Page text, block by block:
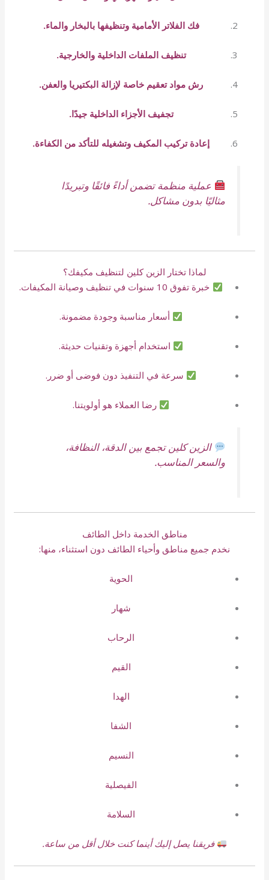
فك الفلاتر الأمامية وتنظيفها بالبخار والماء.
تنظيف الملفات الداخلية والخارجية.
رش مواد تعقيم خاصة لإزالة البكتيريا والعفن.
تجفيف الأجزاء الداخلية جيدًا.
إعادة تركيب المكيف وتشغيله للتأكد من الكفاءة.
عملية منظمة تضمن أداءً فائقًا وتبريدًا
مثاليًا بدون مشاكل.
لماذا تختار الزين كلين لتنظيف مكيفك؟
خبرة تفوق 10 سنوات في تنظيف وصيانة المكيفات.
أسعار مناسبة وجودة مضمونة.
استخدام أجهزة وتقنيات حديثة.
سرعة في التنفيذ دون فوضى أو ضرر.
رضا العملاء هو أولويتنا.
الزين كلين تجمع بين الدقة، النظافة،
والسعر المناسب.
مناطق الخدمة داخل الطائف
نخدم جميع مناطق وأحياء الطائف دون استثناء، منها:
الحوية
شهار
الرحاب
القيم
الهدا
الشفا
النسيم
الفيصلية
السلامة
فريقنا يصل إليك أينما كنت خلال أقل من ساعة.